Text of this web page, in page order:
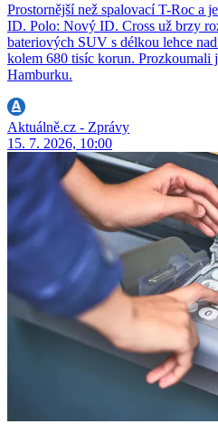
Prostornější než spalovací T-Roc a
ID. Polo: Nový ID. Cross už brzy
bateriových SUV s délkou lehce
kolem 680 tisíc korun. Prozkoumali
Hamburku.
Aktuálně.cz - Zprávy
15. 7. 2026, 10:00